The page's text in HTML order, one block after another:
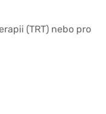
(TRT) nebo pro